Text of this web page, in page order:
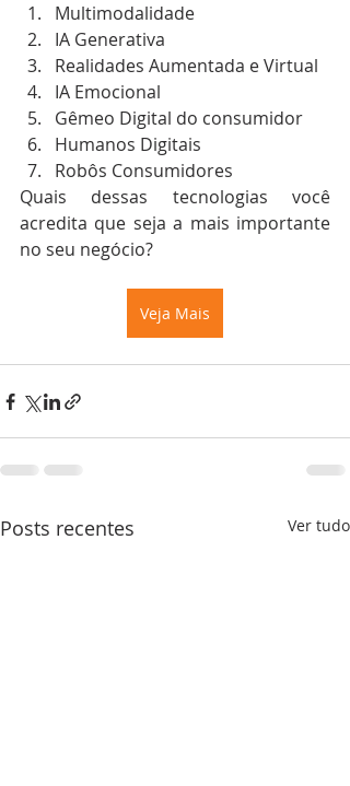
Multimodalidade
IA Generativa
Realidades Aumentada e Virtual
IA Emocional
Gêmeo Digital do consumidor
Humanos Digitais
Robôs Consumidores
Quais dessas tecnologias você
acredita que seja a mais importante
no seu negócio?
Veja Mais
Posts recentes Ver tudo